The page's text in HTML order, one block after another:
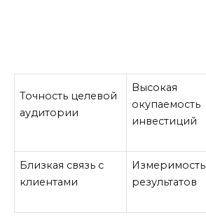
Точность целевой
аудитории
Высокая
окупаемость
инвестиций
Близкая связь с
клиентами
Измеримость
результатов